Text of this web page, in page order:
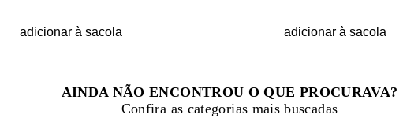
adicionar à sacola adicionar à sacola
AINDA NÃO ENCONTROU O QUE PROCURAVA?
Confira as categorias mais buscadas